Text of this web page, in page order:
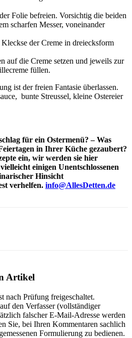
Folie befreien. Vorsichtig die beiden
scharfen Messer, voneinander
der Creme in dreiecksform
auf die Creme setzen und jeweils zur
füllen.
ist der freien Fantasie überlassen.
bunte Streussel, kleine Ostereier
für ein Ostermenü? – Was
in Ihrer Küche gezaubert?
ein, wir werden sie hier
einigen Unentschlossenen
Hinsicht
verhelfen. info@AllesDetten.de
Artikel
nach Prüfung freigeschaltet.
den Verfasser (vollständiger
falscher E-Mail-Adresse werden
Sie, bei Ihren Kommentaren sachlich
Formulierung zu bedienen.